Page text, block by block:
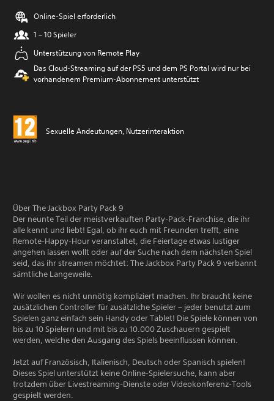
Online-Spiel erforderlich
1 – 10 Spieler
Unterstützung von Remote Play
Das Cloud-Streaming auf der PS5 und dem PS Portal wird nur bei
vorhandenem Premium-Abonnement unterstützt
Sexuelle Andeutungen, Nutzerinteraktion
Über The Jackbox Party Pack 9
Der neunte Teil der meistverkauften Party-Pack-Franchise, die ihr
alle kennt und liebt! Egal, ob ihr euch mit Freunden trefft, eine
Remote-Happy-Hour veranstaltet, die Feiertage etwas lustiger
angehen lassen wollt oder auf der Suche nach dem nächsten Spiel
seid, das ihr streamen möchtet: The Jackbox Party Pack 9 verbannt
sämtliche Langeweile.
Wir wollen es nicht unnötig kompliziert machen. Ihr braucht keine
zusätzlichen Controller für zusätzliche Spieler – jeder benutzt zum
Spielen ganz einfach sein Handy oder Tablet! Die Spiele können von
bis zu 10 Spielern und mit bis zu 10.000 Zuschauern gespielt
werden, welche den Ausgang des Spiels beeinflussen können.
Jetzt auf Französisch, Italienisch, Deutsch oder Spanisch spielen!
Dieses Spiel unterstützt keine Online-Spielersuche, kann aber
trotzdem über Livestreaming-Dienste oder Videokonferenz-Tools
gespielt werden.